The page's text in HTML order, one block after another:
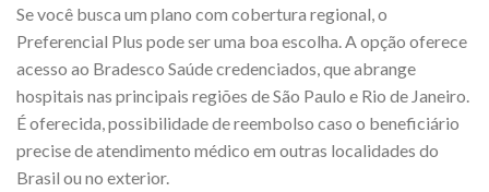
Se você busca um plano com cobertura regional, o
Preferencial Plus pode ser uma boa escolha. A opção oferece
acesso ao Bradesco Saúde credenciados, que abrange
hospitais nas principais regiões de São Paulo e Rio de Janeiro.
É oferecida, possibilidade de reembolso caso o beneficiário
precise de atendimento médico em outras localidades do
Brasil ou no exterior.